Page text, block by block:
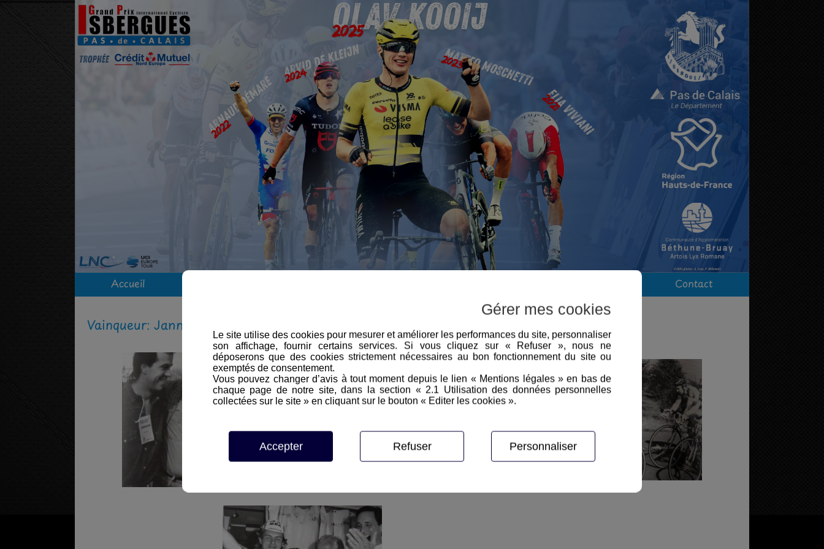
Accueil Contact
Vainqueur: Jann Kirsipuu
Gérer mes cookies
Le site utilise des cookies pour mesurer et améliorer les performances du site, personnaliser
son affichage, fournir certains services. Si vous cliquez sur « Refuser », nous ne
déposerons que des cookies strictement nécessaires au bon fonctionnement du site ou
exemptés de consentement.
Vous pouvez changer d’avis à tout moment depuis le lien « Mentions légales » en bas de
chaque page de notre site, dans la section « 2.1 Utilisation des données personnelles
collectées sur le site » en cliquant sur le bouton « Editer les cookies ».
Accepter Refuser Personnaliser